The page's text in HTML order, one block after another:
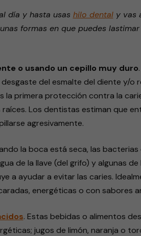
día y hasta usas hilo dentaly vas
formas en que puedes
o usando un cepillo muy duro
desgaste del esmalte del diente y/o
la primera protección contra la
Los dentistas estiman que
agresivamente.
la boca está seca, las
de la llave (del grifo) y algunas
a ayudar a evitar las caries.
energéticas o con sabores
. Estas bebidas o alimentos
jugos de limón, naranja o